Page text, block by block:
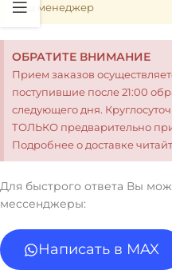
наш менеджер
ОБРАТИТЕ ВНИМАНИЕ
Прием заказов
поступившие после 21:00
следующего дня.
ТОЛЬКО предварительно
Подробнее о доставке
Для быстрого ответа Вы
мессенджеры:
Написать в MAX